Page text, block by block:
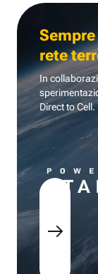
rete
In
Direct to Cell.